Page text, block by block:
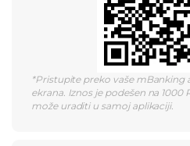
*Pristupite preko vaše mBanking
ekrana. Iznos je podešen na 1000
može uraditi u samoj aplikaciji.